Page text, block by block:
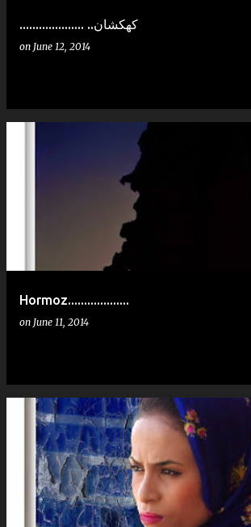
.................... ..کهکشان
on June 12, 2014
Hormoz...................
on June 11, 2014